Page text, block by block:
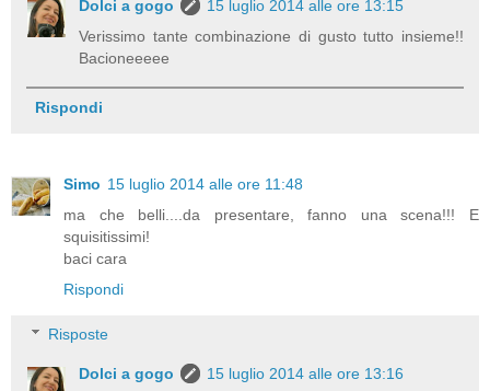
Dolci a gogo
15 luglio 2014 alle ore 13:15
Verissimo tante combinazione di gusto tutto insieme!!
Bacioneeeee
Rispondi
Simo 15 luglio 2014 alle ore 11:48
ma che belli....da presentare, fanno una scena!!! E
squisitissimi!
baci cara
Rispondi
Risposte
Dolci a gogo
15 luglio 2014 alle ore 13:16